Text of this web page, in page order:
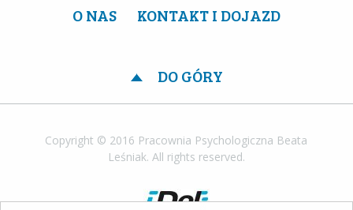
O NAS KONTAKT I DOJAZD
DO GÓRY
Copyright © 2016 Pracownia Psychologiczna Beata
Leśniak. All rights reserved.